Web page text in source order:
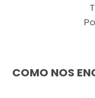
COMO NOS